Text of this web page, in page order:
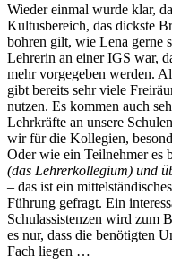
Wieder einmal wurde klar,
Kultusbereich, das dickste
bohren gilt, wie Lena gerne
Lehrerin an einer IGS war,
mehr vorgegeben werden.
gibt bereits sehr viele
nutzen. Es kommen auch
Lehrkräfte an unsere
wir für die Kollegien,
Oder wie ein Teilnehmer es
(das Lehrerkollegium) und
– das ist ein
Führung gefragt. Ein
Schulassistenzen wird zum
es nur, dass die benötigten
Fach liegen …